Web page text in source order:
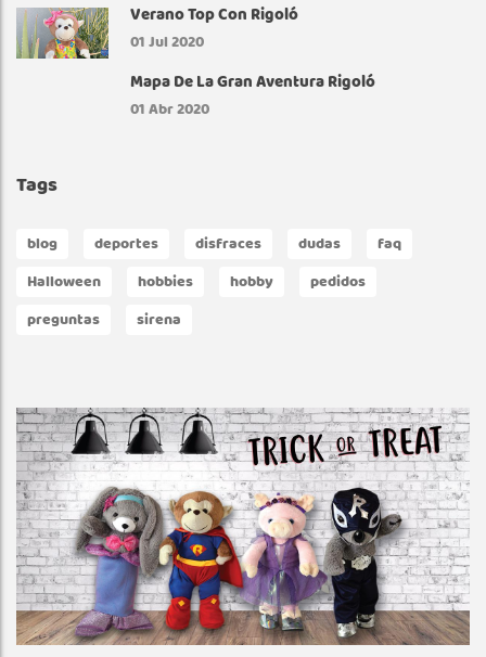
Verano Top Con Rigoló
01Jul 2020
Mapa De La Gran Aventura Rigoló
01Abr 2020
Tags
blog deportes disfraces dudas
faq
Halloween
hobbies hobby
pedidos
preguntas
sirena